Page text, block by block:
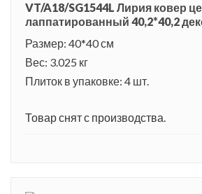
VT/A18/SG1544L Лирия ковер
лаппатированный 40,2*40,2
Размер: 40*40 см
Вес: 3.025 кг
Плиток в упаковке: 4 шт.
Товар снят с производства.